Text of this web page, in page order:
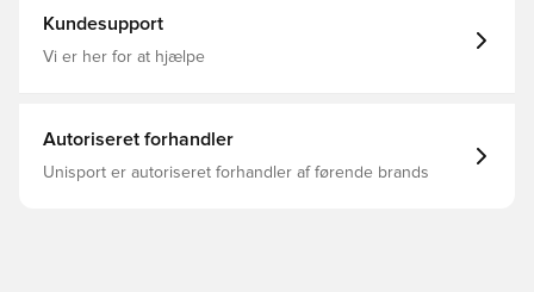
Kundesupport
Vi er her for at hjælpe
Autoriseret forhandler
Unisport er autoriseret forhandler af førende brands